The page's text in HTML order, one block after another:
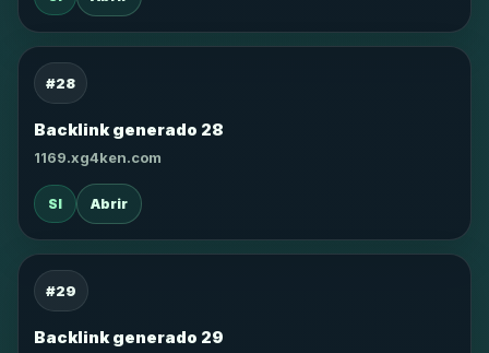
#28
Backlink generado 28
1169.xg4ken.com
SI Abrir
#29
Backlink generado 29